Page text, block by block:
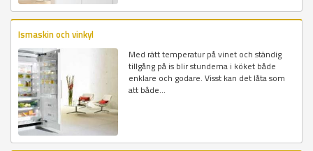
Ismaskin och vinkyl
Med rätt temperatur på vinet och ständig
tillgång på is blir stunderna i köket både
enklare och godare. Visst kan det låta som
att både...